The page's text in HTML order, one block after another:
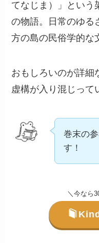
てなじま）」という
の物語。日常のゆる
方の島の民俗学的な
おもしろいのが詳細
虚構が入り混じって
巻末の
す！
＼今なら